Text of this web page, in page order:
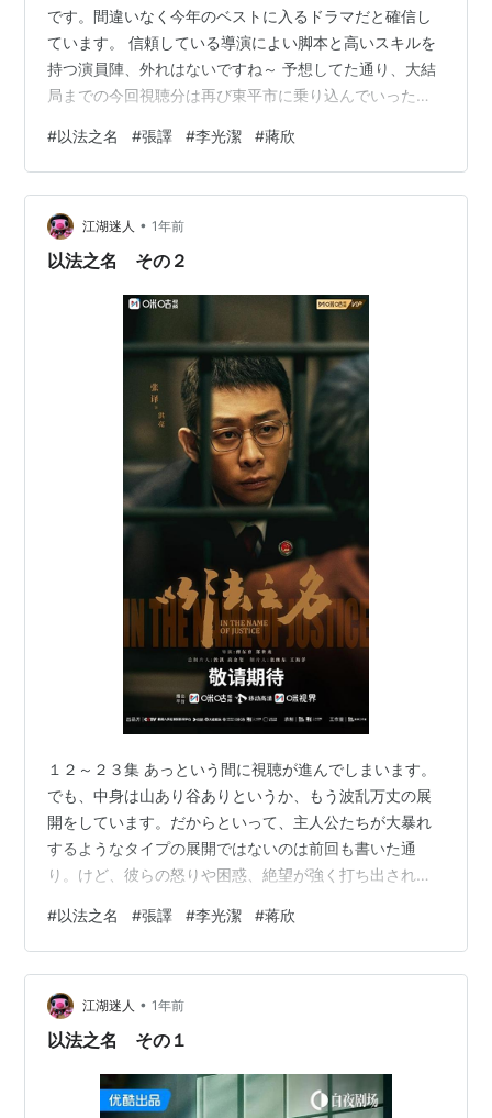
です。間違いなく今年のベストに入るドラマだと確信し
ています。 信頼している導演によい脚本と高いスキルを
持つ演員陣、外れはないですね～ 予想してた通り、大結
局までの今回視聴分は再び東平市に乗り込んでいった洪
では、特に公安や監察院、東平市の幹部たちの中に存在
する保護傘、反社会組織の利益のために政府の方針をゆ
がめたり、捜査を誤った方向に誘導したりする彼らの姿
を描いています。 黒社会の汚名を着せられて刑務所に送
られた万海、彼をあらゆる方法でそこに追い込んだ陳勝
#以法之名 #張譯 #李光潔 #蔣欣
江湖迷人 • 1年前
以法之名 その２
１２～２３集 あっという間に視聴が進んでしまいます。
でも、中身は山あり谷ありというか、もう波乱万丈の展
開をしています。だからといって、主人公たちが大暴れ
するようなタイプの展開ではないのは前回も書いた通
り。けど、彼らの怒りや困惑、絶望が強く打ち出されて
が見えてきた、いや見えかけてきたようです。 いつもの
ように雑な説明と感想文で、読んでいただくみなさんを
煙に巻こうとしております。いや、大変おもしろいドラ
マなんで大声で叫びたいのですが、うっかりすると物語
を全部説明しそうになる自分を牽制しないと危ないので
#以法之名 #張譯 #李光潔 #蒋欣
江湖迷人 • 1年前
以法之名 その１